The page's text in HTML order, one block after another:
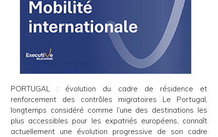
PORTUGAL : évolution du cadre de résidence et
renforcement des contrôles migratoires Le Portugal,
longtemps considéré comme l’une des destinations les
plus accessibles pour les expatriés européens, connaît
actuellement une évolution progressive de son cadre